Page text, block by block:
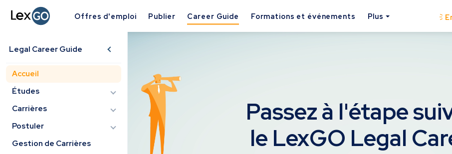
Offres d'emploi Publier Career Guide Formations et événements Plus
Legal Career Guide
Accueil
Études
Carrières
Postuler
Gestion de Carrières
Passez à l'étape
le LexGO Legal